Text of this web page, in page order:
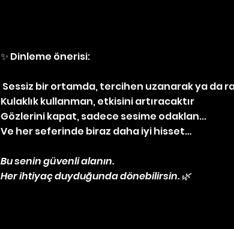
✨ Dinleme önerisi:
Sessiz bir ortamda, tercihen uzanarak ya da
Kulaklık kullanman, etkisini artıracaktır
Gözlerini kapat, sadece sesime odaklan...
Ve her seferinde biraz daha iyi hisset…
Bu senin güvenli alanın.
Her ihtiyaç duyduğunda dönebilirsin. 🌿